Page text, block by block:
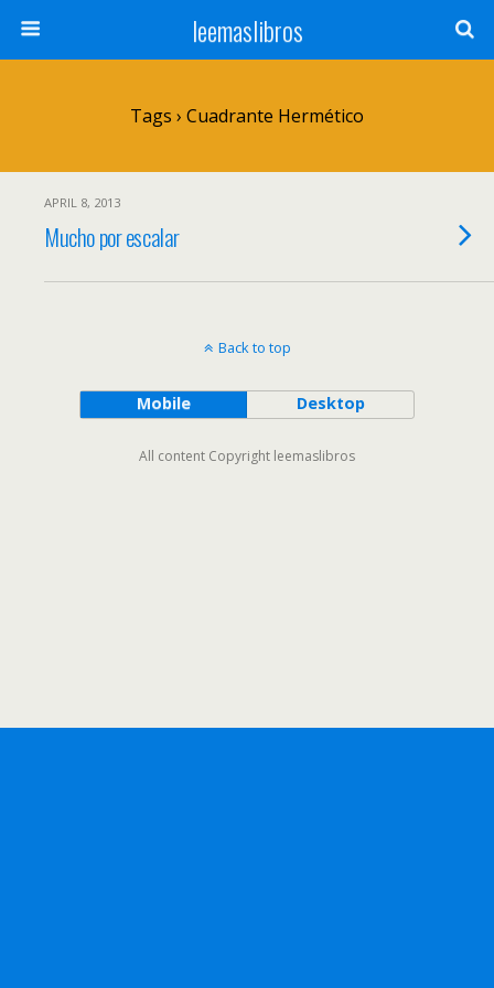
leemaslibros
Tags › Cuadrante Hermético
APRIL 8, 2013
Mucho por escalar
Back to top
Mobile Desktop
All content Copyright leemaslibros